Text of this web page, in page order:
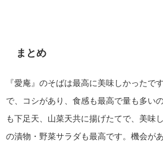
まとめ
『愛庵』のそばは最高に美味しかったで
で、コシがあり、食感も最高で量も多い
も下足天、山菜天共に揚げたてで、美味
の漬物・野菜サラダも最高です。機会が